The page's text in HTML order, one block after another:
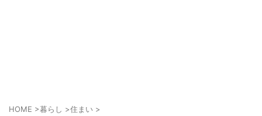
HOME >暮らし >住まい >